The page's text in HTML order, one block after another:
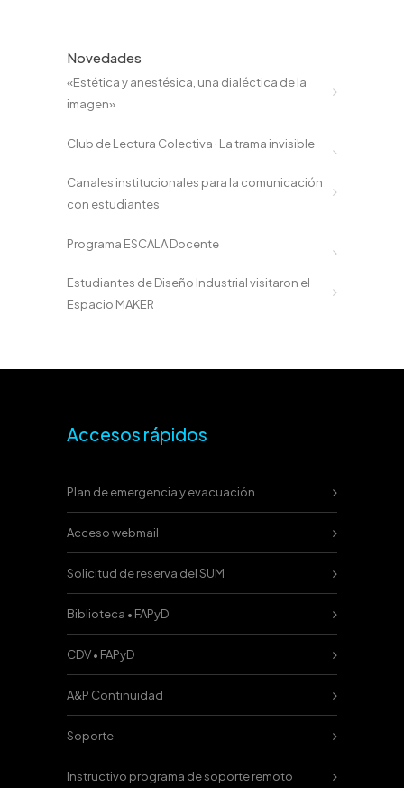
Novedades
«Estética y anestésica, una dialéctica de la
imagen»
Club de Lectura Colectiva · La trama invisible
Canales institucionales para la comunicación
con estudiantes
Programa ESCALA Docente
Estudiantes de Diseño Industrial visitaron el
Espacio MAKER
Accesos rápidos
Plan de emergencia y evacuación
Acceso webmail
Solicitud de reserva del SUM
Biblioteca • FAPyD
CDV • FAPyD
A&P Continuidad
Soporte
Instructivo programa de soporte remoto